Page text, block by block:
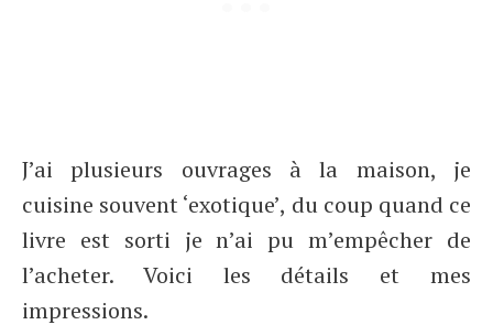
J’ai plusieurs ouvrages à la maison, je
cuisine souvent ‘exotique’, du coup quand ce
livre est sorti je n’ai pu m’empêcher de
l’acheter. Voici les détails et mes
impressions.